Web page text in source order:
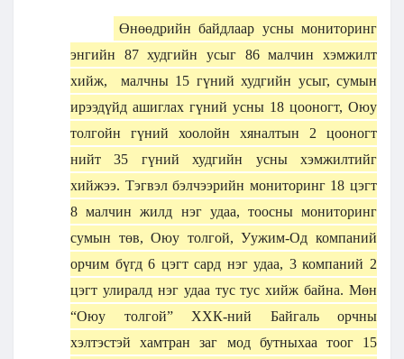
Өнөөдрийн байдлаар усны мониторинг
энгийн 87 худгийн усыг 86 малчин хэмжилт
хийж, малчны 15 гүний худгийн усыг, сумын
ирээдүйд ашиглах гүний усны 18 цооногт, Оюу
толгойн гүний хоолойн хяналтын 2 цооногт
нийт 35 гүний худгийн усны хэмжилтийг
хийжээ. Тэгвэл бэлчээрийн мониторинг 18 цэгт
8 малчин жилд нэг удаа, тоосны мониторинг
сумын төв, Оюу толгой, Уужим-Од компаний
орчим бүгд 6 цэгт сард нэг удаа, 3 компаний 2
цэгт улиралд нэг удаа тус тус хийж байна. Мөн
“Оюу толгой” ХХК-ний Байгаль орчны
хэлтэстэй хамтран заг мод бутныхаа тоог 15